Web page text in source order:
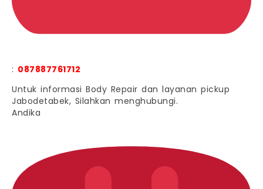
: 087887761712
Untuk informasi Body Repair dan layanan pickup
Jabodetabek, Silahkan menghubungi.
Andika